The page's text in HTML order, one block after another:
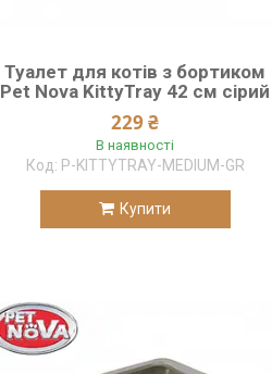
Туалет для котів з бортиком
Pet Nova KittyTray 42 см сірий
229 ₴
В наявності
P-KITTYTRAY-MEDIUM-GR
Купити